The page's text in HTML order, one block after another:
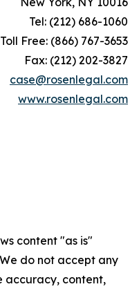
Tel: (212) 686-1060
Toll Free: (866) 767-3653
Fax: (212) 202-3827
case@rosenlegal.com
www.rosenlegal.com
content "as is"
do not accept any
accuracy, content,